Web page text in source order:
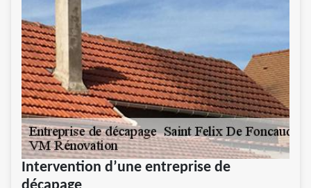
Intervention d’une entreprise de